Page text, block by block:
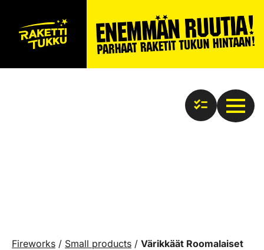
Fireworks / Small products / Värikkäät Roomalaiset